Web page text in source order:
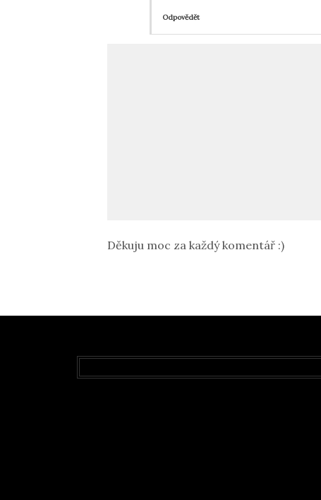
Odpovědět
Děkuju moc za každý komentář :)